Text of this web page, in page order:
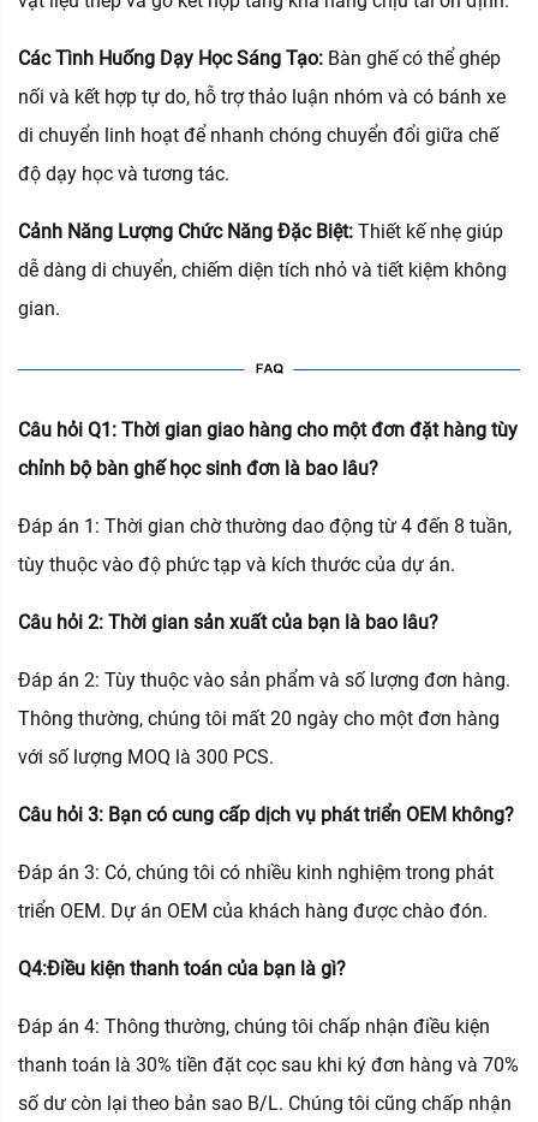
Các Tình Huống Dạy Học Sáng Tạo: Bàn ghế có thể ghép
nối và kết hợp tự do, hỗ trợ thảo luận nhóm và có bánh xe
di chuyển linh hoạt để nhanh chóng chuyển đổi giữa chế
độ dạy học và tương tác.
Cảnh Năng Lượng Chức Năng Đặc Biệt: Thiết kế nhẹ giúp
dễ dàng di chuyển, chiếm diện tích nhỏ và tiết kiệm không
gian.
Câu hỏi Q1: Thời gian giao hàng cho một đơn đặt hàng tùy
chỉnh bộ bàn ghế học sinh đơn là bao lâu?
Đáp án 1: Thời gian chờ thường dao động từ 4 đến 8 tuần,
tùy thuộc vào độ phức tạp và kích thước của dự án.
Câu hỏi 2: Thời gian sản xuất của bạn là bao lâu?
Đáp án 2: Tùy thuộc vào sản phẩm và số lượng đơn hàng.
Thông thường, chúng tôi mất 20 ngày cho một đơn hàng
với số lượng MOQ là 300 PCS.
Câu hỏi 3: Bạn có cung cấp dịch vụ phát triển OEM không?
Đáp án 3: Có, chúng tôi có nhiều kinh nghiệm trong phát
triển OEM. Dự án OEM của khách hàng được chào đón.
Q4:Điều kiện thanh toán của bạn là gì?
Đáp án 4: Thông thường, chúng tôi chấp nhận điều kiện
thanh toán là 30% tiền đặt cọc sau khi ký đơn hàng và 70%
số dư còn lại theo bản sao B/L. Chúng tôi cũng chấp nhận